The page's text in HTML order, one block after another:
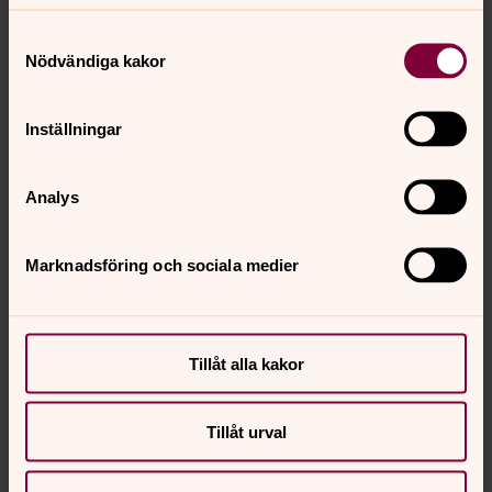
Nödvändiga kakor
Inställningar
Analys
Marknadsföring och sociala medier
Tillåt alla kakor
Tillåt urval